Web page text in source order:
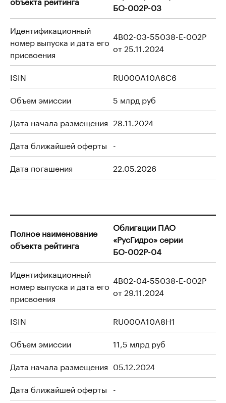
БО-002Р-03
Идентификационный
номер выпуска и дата его
присвоения
4B02-03-55038-E-002P
от 25.11.2024
ISIN
RU000A10A6C6
Объем эмиссии
5 млрд руб
Дата начала размещения 28.11.2024
Дата ближайшей оферты -
Дата погашения
22.05.2026
Полное наименование
объекта рейтинга
Облигации ПАО
«РусГидро» серии
БО-002Р-04
Идентификационный
номер выпуска и дата его
присвоения
4B02-04-55038-E-002P
от 29.11.2024
ISIN
RU000A10A8H1
Объем эмиссии
11,5 млрд руб
Дата начала размещения 05.12.2024
Дата ближайшей оферты -